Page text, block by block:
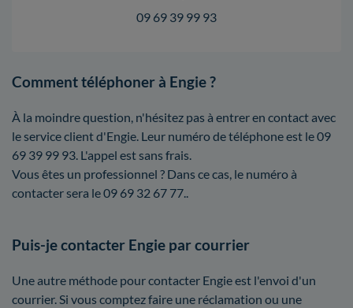
09 69 39 99 93
Comment téléphoner à Engie ?
À la moindre question, n'hésitez pas à entrer en contact avec
le service client d'Engie. Leur numéro de téléphone est le 09
69 39 99 93. L'appel est sans frais.
Vous êtes un professionnel ? Dans ce cas, le numéro à
contacter sera le 09 69 32 67 77..
Puis-je contacter Engie par courrier
Une autre méthode pour contacter Engie est l'envoi d'un
courrier. Si vous comptez faire une réclamation ou une